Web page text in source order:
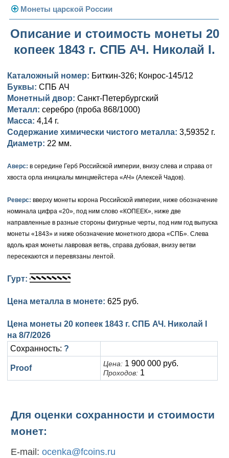
Монеты 1991-1993 гг.
Погодовка СССР
Монеты 1958 года
Золотые червонцы
Памятные и юбилейные
Монеты царской России
Николай II (1894-1917)
Золото
Серебро
Германская оккупация
Для Финляндии
Александр III (1881-1894)
Золото
Серебро
Медь
Для Финляндии
Александр II (1855-1881)
Золото
Серебро
Медь
Памятные и донативные
Николай I (1825-1855)
Платина, золото
Серебро
Для Грузии
Русско-Польские
Для Польши
Александр I (1801-1825)
Золото
Медь
Для Грузии
Для Польши
Павел I (1796-1801)
Серебро
Медь
Золото
Серебро
Медь
Для Молдавии и Валахии
Таврические монеты
Петр III (1762)
Елизавета I (1741-1762)
Золото
Для Пруссии
Ливонезы
Альбертусталер
Иоанн Антонович (1740-1741)
Петр II (1727-1730)
Екатерина I (1725-1727)
Петр I (1682-1725)
Золото
Серебро
Медь
Описание и стоимость монеты 20
копеек 1843 г. СПБ АЧ. Николай I.
Каталожный номер: Биткин-326; Конрос-145/12
Буквы: СПБ АЧ
Монетный двор: Санкт-Петербургский
Металл: серебро (проба 868/1000)
Масса: 4,14 г.
Содержание химически чистого металла: 3,59352 г.
Диаметр: 22 мм.
Аверс: в середине Герб Российской империи, внизу слева и справа от
хвоста орла инициалы минцмейстера «АЧ» (Алексей Чадов).
Реверс: вверху монеты корона Российской империи, ниже обозначение
номинала цифра «20», под ним слово «КОПЕЕК», ниже две
направленные в разные стороны фигурные черты, под ним год выпуска
монеты «1843» и ниже обозначение монетного двора «СПБ». Слева
вдоль края монеты лавровая ветвь, справа дубовая, внизу ветви
пересекаются и перевязаны лентой.
Гурт:
Цена металла в монете: 625 руб.
Цена монеты 20 копеек 1843 г. СПБ АЧ. Николай I
на 8/7/2026
Сохранность: ?
Proof Цена: 1 900 000 руб.
Проходов: 1
Для оценки сохранности и стоимости
монет:
E-mail: ocenka@fcoins.ru